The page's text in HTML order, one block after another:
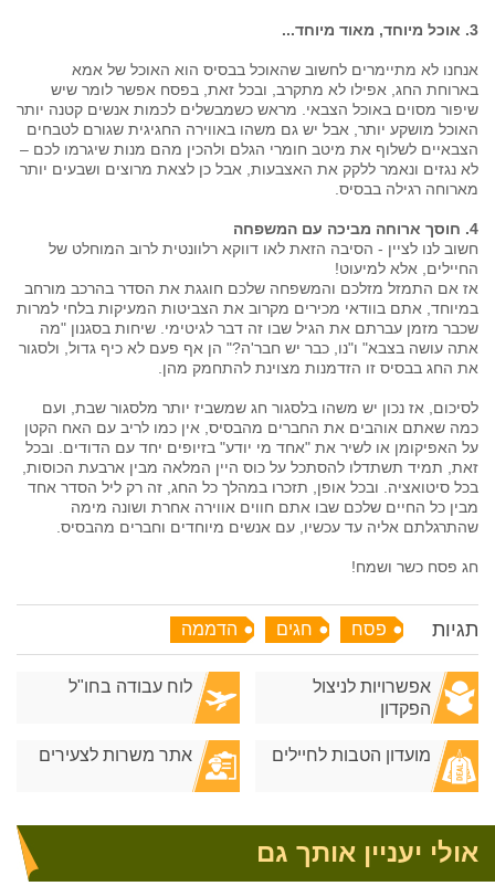
3. אוכל מיוחד, מאוד מיוחד...
אנחנו לא מתיימרים לחשוב שהאוכל בבסיס הוא האוכל של אמא
בארוחת החג, אפילו לא מתקרב, ובכל זאת, בפסח אפשר לומר שיש
שיפור מסוים באוכל הצבאי. מראש כשמבשלים לכמות אנשים קטנה יותר
האוכל מושקע יותר, אבל יש גם משהו באווירה החגיגית שגורם לטבחים
הצבאיים לשלוף את מיטב חומרי הגלם ולהכין מהם מנות שיגרמו לכם –
לא נגזים ונאמר ללקק את האצבעות, אבל כן לצאת מרוצים ושבעים יותר
מארוחה רגילה בבסיס.
4. חוסך ארוחה מביכה עם המשפחה
חשוב לנו לציין - הסיבה הזאת לאו דווקא רלוונטית לרוב המוחלט של
החיילים, אלא למיעוט!
אז אם התמזל מזלכם והמשפחה שלכם חוגגת את הסדר בהרכב מורחב
במיוחד, אתם בוודאי מכירים מקרוב את הצביטות המעיקות בלחי למרות
שכבר מזמן עברתם את הגיל שבו זה דבר לגיטימי. שיחות בסגנון "מה
אתה עושה בצבא" ו"נו, כבר יש חבר'ה?" הן אף פעם לא כיף גדול, ולסגור
את החג בבסיס זו הזדמנות מצוינת להתחמק מהן.
לסיכום, אז נכון יש משהו בלסגור חג שמשביז יותר מלסגור שבת, ועם
כמה שאתם אוהבים את החברים מהבסיס, אין כמו לריב עם האח הקטן
על האפיקומן או לשיר את "אחד מי יודע" בזיופים יחד עם הדודים. ובכל
זאת, תמיד תשתדלו להסתכל על כוס היין המלאה מבין ארבעת הכוסות,
בכל סיטואציה. ובכל אופן, תזכרו במהלך כל החג, זה רק ליל הסדר אחד
מבין כל החיים שלכם שבו אתם חווים אווירה אחרת ושונה מימה
שהתרגלתם אליה עד עכשיו, עם אנשים מיוחדים וחברים מהבסיס.
חג פסח כשר ושמח!
תגיות פסח חגים הדממה
אפשרויות לניצול
הפקדון
לוח עבודה בחו"ל
מועדון הטבות לחיילים אתר משרות לצעירים
אולי יעניין אותך גם